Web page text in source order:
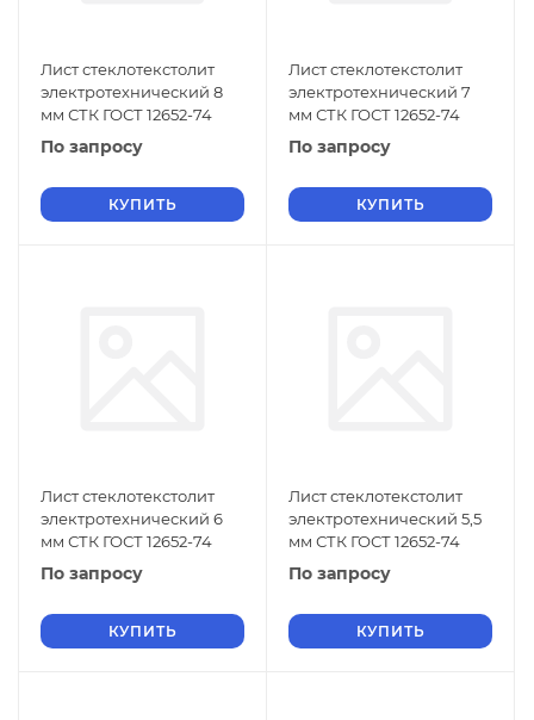
Лист стеклотекстолит
электротехнический 8
мм СТК ГОСТ 12652-74
По запросу
КУПИТЬ
Лист стеклотекстолит
электротехнический 7
мм СТК ГОСТ 12652-74
По запросу
КУПИТЬ
Лист стеклотекстолит
электротехнический 6
мм СТК ГОСТ 12652-74
По запросу
КУПИТЬ
Лист стеклотекстолит
электротехнический 5,5
мм СТК ГОСТ 12652-74
По запросу
КУПИТЬ